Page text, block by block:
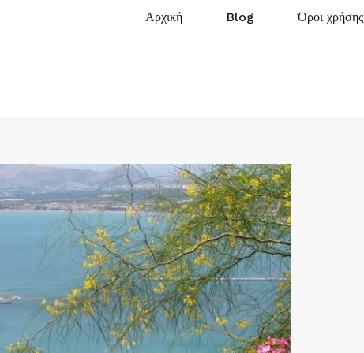
Αρχική Blog Όροι χρήσης